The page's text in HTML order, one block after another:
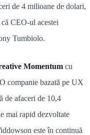
de 4 milioane de dolari,
CEO-ul acestei
Tumbiolo.
Momentum cu
companie bazată pe UX
de afaceri de 10,4
mai rapid dezvoltate
este în continuă